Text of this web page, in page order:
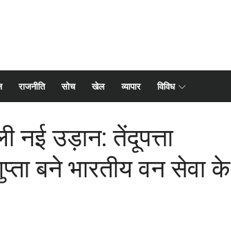
राजनीति सोच खेल व्यापार विविध
नई उड़ान: तेंदूपत्ता
बने भारतीय वन सेवा के